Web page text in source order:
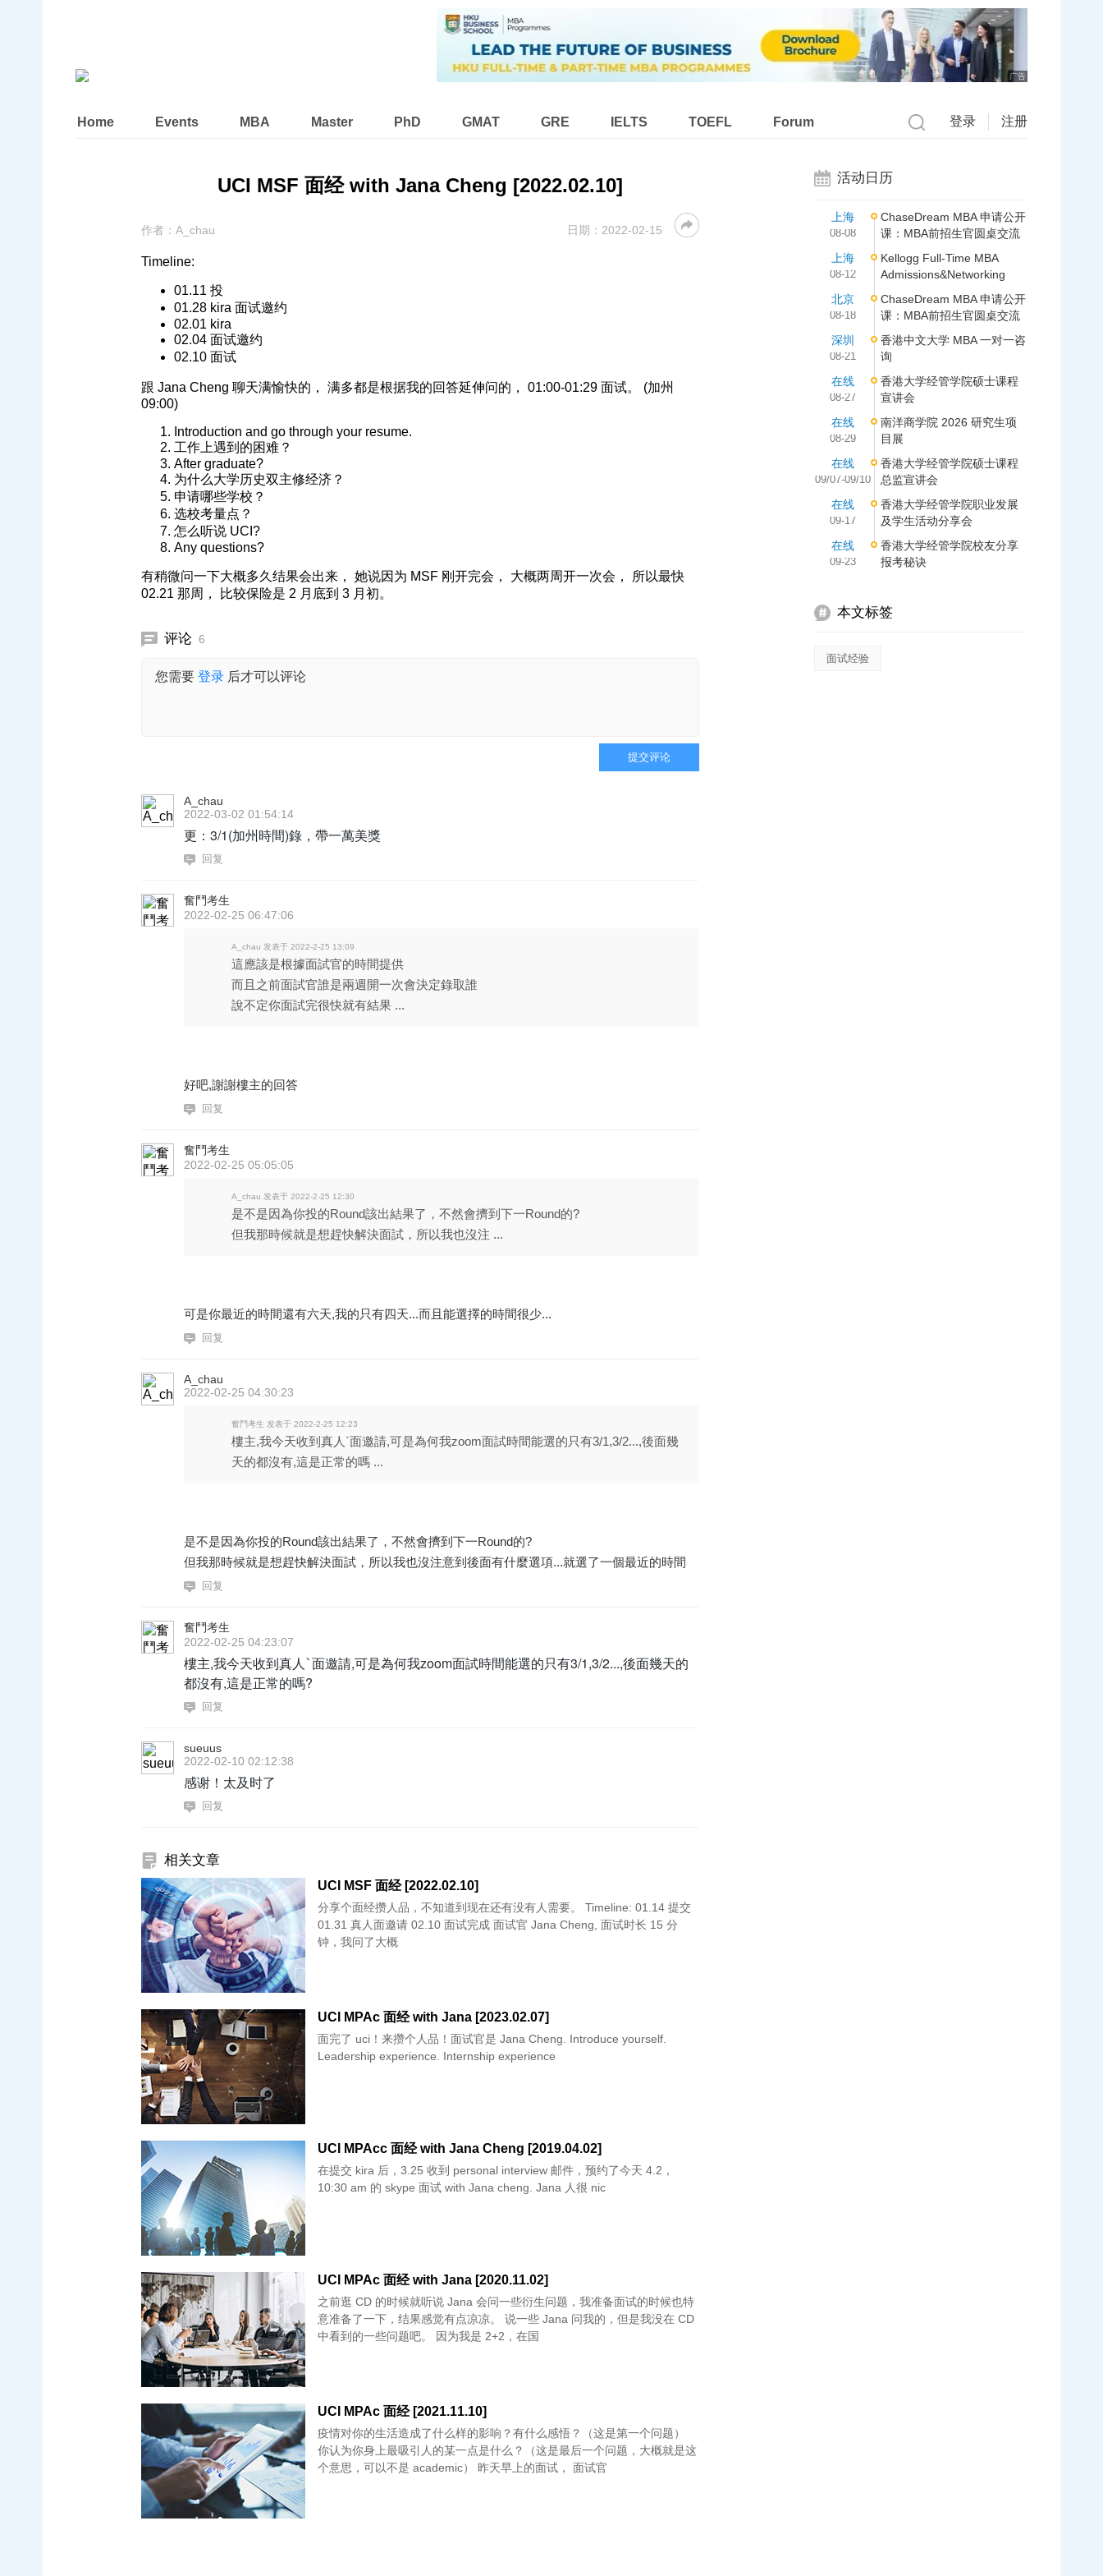
广告
Home Events MBA Master PhD GMAT GRE IELTS TOEFL Forum 登录 注册
UCI MSF 面经 with Jana Cheng [2022.02.10]
作者： A_chau 日期： 2022-02-15
Timeline:
01.11 投
01.28 kira 面试邀约
02.01 kira
02.04 面试邀约
02.10 面试
跟 Jana Cheng 聊天满愉快的， 满多都是根据我的回答延伸问的， 01:00-01:29 面试。 (加州
09:00)
Introduction and go through your resume.
工作上遇到的困难？
After graduate?
为什么大学历史双主修经济？
申请哪些学校？
选校考量点？
怎么听说 UCI?
Any questions?
有稍微问一下大概多久结果会出来， 她说因为 MSF 刚开完会， 大概两周开一次会， 所以最快
02.21 那周， 比较保险是 2 月底到 3 月初。
评论 6
您需要 登录 后才可以评论
提交评论
A_chau
2022-03-02 01:54:14
更：3/1(加州時間)錄，帶一萬美獎
回复
奮鬥考生
2022-02-25 06:47:06
A_chau 发表于 2022-2-25 13:09
這應該是根據面試官的時間提供
而且之前面試官誰是兩週開一次會決定錄取誰
說不定你面試完很快就有結果 ...
好吧,謝謝樓主的回答
回复
奮鬥考生
2022-02-25 05:05:05
A_chau 发表于 2022-2-25 12:30
是不是因為你投的Round該出結果了，不然會擠到下一Round的?
但我那時候就是想趕快解決面試，所以我也沒注 ...
可是你最近的時間還有六天,我的只有四天...而且能選擇的時間很少...
回复
A_chau
2022-02-25 04:30:23
奮鬥考生 发表于 2022-2-25 12:23
樓主,我今天收到真人ˋ面邀請,可是為何我zoom面試時間能選的只有3/1,3/2...,後面幾
天的都沒有,這是正常的嗎 ...
是不是因為你投的Round該出結果了，不然會擠到下一Round的?
但我那時候就是想趕快解決面試，所以我也沒注意到後面有什麼選項...就選了一個最近的時間
回复
奮鬥考生
2022-02-25 04:23:07
樓主,我今天收到真人ˋ面邀請,可是為何我zoom面試時間能選的只有3/1,3/2...,後面幾天的
都沒有,這是正常的嗎?
回复
sueuus
2022-02-10 02:12:38
感谢！太及时了
回复
相关文章
UCI MSF 面经 [2022.02.10]
分享个面经攒人品，不知道到现在还有没有人需要。 Timeline: 01.14 提交
01.31 真人面邀请 02.10 面试完成 面试官 Jana Cheng, 面试时长 15 分
钟，我问了大概
UCI MPAc 面经 with Jana [2023.02.07]
面完了 uci！来攒个人品！面试官是 Jana Cheng. Introduce yourself.
Leadership experience. Internship experience
UCI MPAcc 面经 with Jana Cheng [2019.04.02]
在提交 kira 后，3.25 收到 personal interview 邮件，预约了今天 4.2，
10:30 am 的 skype 面试 with Jana cheng. Jana 人很 nic
UCI MPAc 面经 with Jana [2020.11.02]
之前逛 CD 的时候就听说 Jana 会问一些衍生问题，我准备面试的时候也特
意准备了一下，结果感觉有点凉凉。 说一些 Jana 问我的，但是我没在 CD
中看到的一些问题吧。 因为我是 2+2，在国
UCI MPAc 面经 [2021.11.10]
疫情对你的生活造成了什么样的影响？有什么感悟？（这是第一个问题）
你认为你身上最吸引人的某一点是什么？（这是最后一个问题，大概就是这
个意思，可以不是 academic） 昨天早上的面试， 面试官
活动日历
上海
08-08
ChaseDream MBA 申请公开
课：MBA前招生官圆桌交流
上海
08-12
Kellogg Full-Time MBA
Admissions&Networking
北京
08-18
ChaseDream MBA 申请公开
课：MBA前招生官圆桌交流
深圳
08-21
香港中文大学 MBA 一对一咨
询
在线
08-27
香港大学经管学院硕士课程
宣讲会
在线
08-29
南洋商学院 2026 研究生项
目展
在线
09/07-09/10
香港大学经管学院硕士课程
总监宣讲会
在线
09-17
香港大学经管学院职业发展
及学生活动分享会
在线
09-23
香港大学经管学院校友分享
报考秘诀
本文标签
面试经验